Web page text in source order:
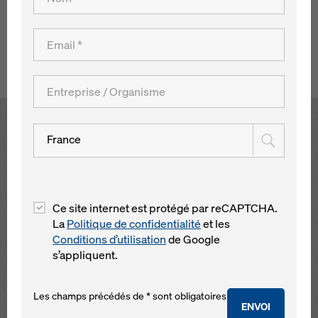
des solutions alternatives pour la construction du bâtiment
et du pont reliant les différentes parties.
Retour à l´aperçu
France
Ce site internet est protégé par reCAPTCHA.
LaPolitique de confidentialitéet les
Conditions d’utilisationde Google
s’appliquent.
ENVOI
Les champs précédés de * sont obligatoires